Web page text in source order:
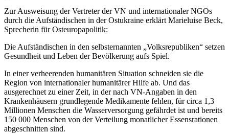
Zur Ausweisung der Vertreter der VN und internationaler NGOs
durch die Aufständischen in der Ostukraine erklärt Marieluise Beck,
Sprecherin für Osteuropapolitik:
Die Aufständischen in den selbsternannten „Volksrepubliken“ setzen
Gesundheit und Leben der Bevölkerung aufs Spiel.
In einer verheerenden humanitären Situation schneiden sie die
Region von internationaler humanitärer Hilfe ab. Und das
ausgerechnet zu einer Zeit, in der nach VN-Angaben in den
Krankenhäusern grundlegende Medikamente fehlen, für circa 1,3
Millionen Menschen die Wasserversorgung gefährdet ist und bereits
150 000 Menschen von der Verteilung monatlicher Essensrationen
abgeschnitten sind.